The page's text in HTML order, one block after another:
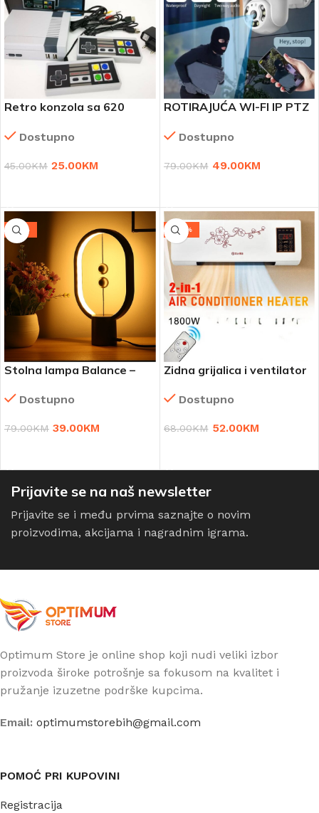
Retro konzola sa 620
džojstika
Dostupno
45.00KM 25.00KM
ROTIRAJUĆA WI-FI IP PTZ
Dostupno
79.00KM 49.00KM
-51%
Stolna lampa Balance –
Dostupno
79.00KM 39.00KM
-24%
Zidna grijalica i ventilator
Dostupno
68.00KM 52.00KM
Prijavite se na naš newsletter
Prijavite se i među prvima saznajte o novim
proizvodima, akcijama i nagradnim igrama.
Optimum Store je online shop koji nudi veliki izbor
proizvoda široke potrošnje sa fokusom na kvalitet i
pružanje izuzetne podrške kupcima.
Email: optimumstorebih@gmail.com
POMOĆ PRI KUPOVINI
Registracija